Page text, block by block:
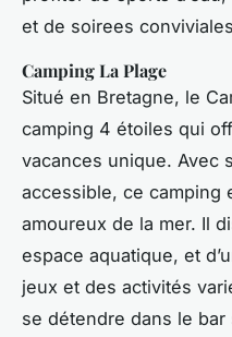
et de soirees
Camping La Plage
Situé en Bretagne, le
camping 4 étoiles qui
vacances unique. Avec
accessible, ce camping
amoureux de la mer. Il
espace aquatique, et
jeux et des activités
se détendre dans le